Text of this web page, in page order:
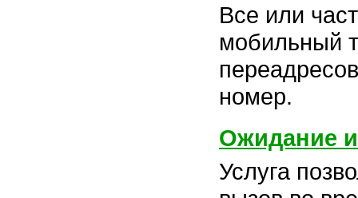
Все или
мобильный
номер.
Ожидание
Услуга